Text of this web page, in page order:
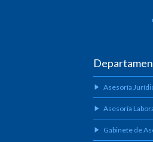
Asesoría
Asesoría
Gabinete de